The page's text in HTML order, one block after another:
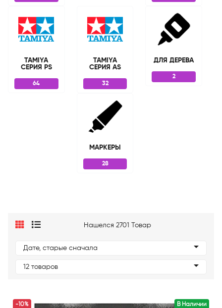
TAMIYA
СЕРИЯ PS
64
TAMIYA
СЕРИЯ AS
32
ДЛЯ ДЕРЕВА
2
МАРКЕРЫ
28
Нашелся 2701 Товар
Дате, старые сначала
12 товаров
В Наличии
-10%